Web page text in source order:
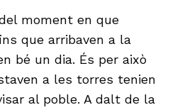
moment en que
que arribaven a la
bé un dia. És per això
a les torres tenien
al poble. A dalt de la